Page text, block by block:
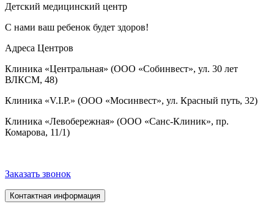
Детский медицинский центр
С нами ваш ребенок будет здоров!
Адреса Центров
Клиника «Центральная» (ООО «Собинвест», ул. 30 лет
ВЛКСМ, 48)
Клиника «V.I.P.» (ООО «Мосинвест», ул. Красный путь, 32)
Клиника «Левобережная» (ООО «Санс-Клиник», пр.
Комарова, 11/1)
Заказать звонок
Контактная информация